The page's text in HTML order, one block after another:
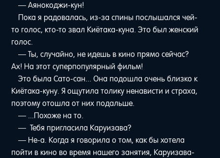
— Аянокоджи-кун!
Пока я радовалась, из-за спины послышался чей-
то голос, кто-то звал Киётака-куна. Это был женский
голос.
— Ты, случайно, не идешь в кино прямо сейчас?
Ах! На этот суперпопулярный фильм!
Это была Сато-сан... Она подошла очень близко к
Киётака-куну. Я ощутила толику ненависти и страха,
поэтому отошла от них подальше.
— ...Похоже на то.
— Тебя пригласила Каруизава?
— Не-а. Когда я говорила о том, как бы хотела
пойти в кино во время нашего занятия, Каруизава-